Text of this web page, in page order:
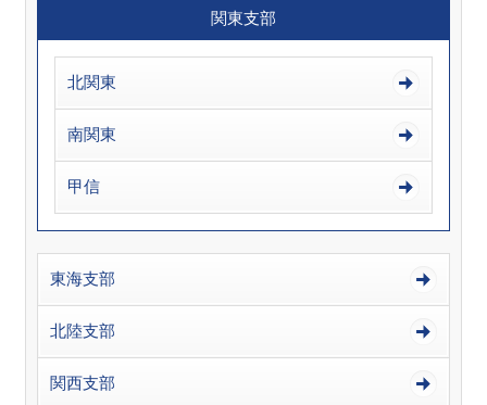
関東支部
北関東
南関東
甲信
東海支部
北陸支部
関西支部